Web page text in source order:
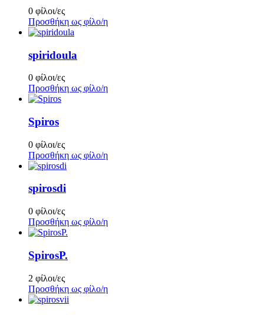
0 φίλοι/ες
Προσθήκη ως φίλο/η
spiridoula
0 φίλοι/ες
Προσθήκη ως φίλο/η
Spiros
0 φίλοι/ες
Προσθήκη ως φίλο/η
spirosdi
0 φίλοι/ες
Προσθήκη ως φίλο/η
SpirosP.
2 φίλοι/ες
Προσθήκη ως φίλο/η